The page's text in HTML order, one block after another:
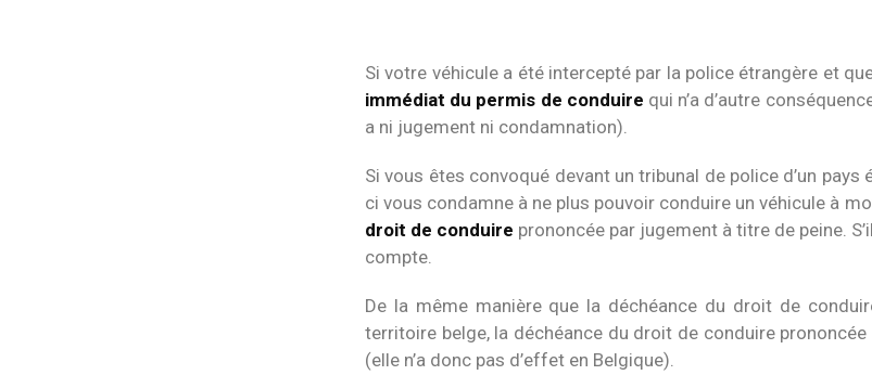
Si votre véhicule a été intercepté par la police étrangère et
immédiat du permis de conduire qui n’a d’autre
a ni jugement ni condamnation).
Si vous êtes convoqué devant un tribunal de police d’un
ci vous condamne à ne plus pouvoir conduire un véhicule à
droit de conduire prononcée par jugement à titre de peine.
compte.
De la même manière que la déchéance du droit de
territoire belge, la déchéance du droit de conduire
(elle n’a donc pas d’effet en Belgique).